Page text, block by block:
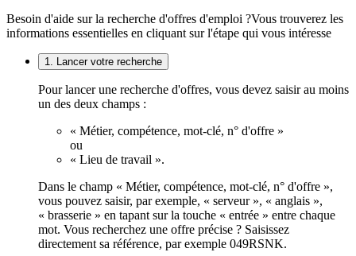
Besoin d'aide sur la recherche d'offres d'emploi ?Vous trouverez les
informations essentielles en cliquant sur l'étape qui vous intéresse
1. Lancer votre recherche
Pour lancer une recherche d'offres, vous devez saisir au moins
un des deux champs :
« Métier, compétence, mot-clé, n° d'offre »
ou
« Lieu de travail ».
Dans le champ « Métier, compétence, mot-clé, n° d'offre »,
vous pouvez saisir, par exemple, « serveur », « anglais »,
« brasserie » en tapant sur la touche « entrée » entre chaque
mot. Vous recherchez une offre précise ? Saisissez
directement sa référence, par exemple 049RSNK.